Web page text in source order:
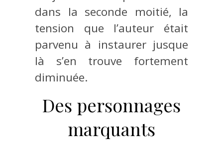
dans la seconde moitié, la
tension que l’auteur était
parvenu à instaurer jusque
là s’en trouve fortement
diminuée.
Des personnages
marquants